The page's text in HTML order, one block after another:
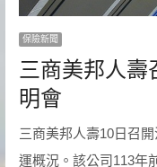
保險新聞
三商美邦人壽
明會
三商美邦人壽10日召
運概況。該公司113年